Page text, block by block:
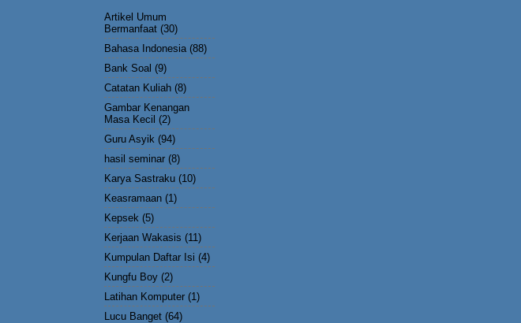
Artikel Umum
Bermanfaat (30)
Bahasa Indonesia (88)
Bank Soal (9)
Catatan Kuliah (8)
Gambar Kenangan
Masa Kecil (2)
Guru Asyik (94)
hasil seminar (8)
Karya Sastraku (10)
Keasramaan (1)
Kepsek (5)
Kerjaan Wakasis (11)
Kumpulan Daftar Isi (4)
Kungfu Boy (2)
Latihan Komputer (1)
Lucu Banget (64)